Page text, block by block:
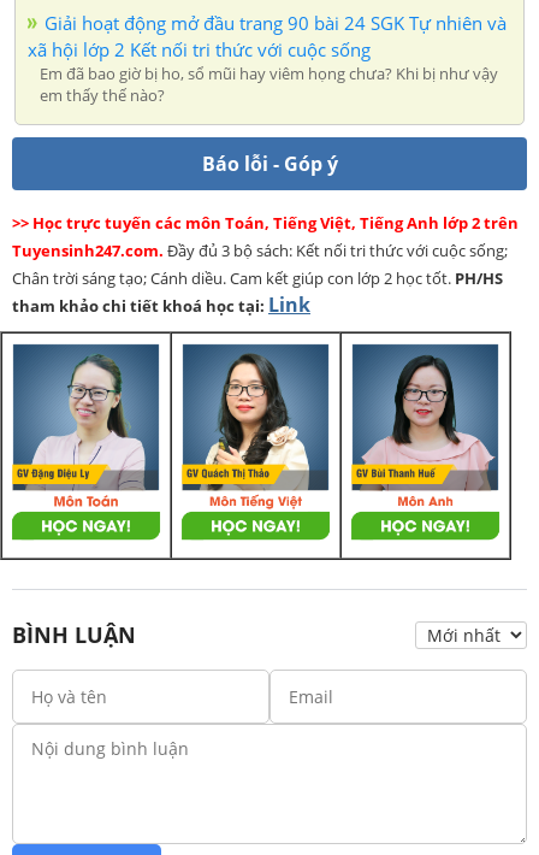
Giải hoạt động mở đầu trang 90 bài 24 SGK Tự nhiên và
xã hội lớp 2 Kết nối tri thức với cuộc sống
Em đã bao giờ bị ho, sổ mũi hay viêm họng chưa? Khi bị như vậy
em thấy thế nào?
Báo lỗi - Góp ý
>> Học trực tuyến các môn Toán, Tiếng Việt, Tiếng Anh lớp 2 trên
Tuyensinh247.com. Đầy đủ 3 bộ sách: Kết nối tri thức với cuộc sống;
Chân trời sáng tạo; Cánh diều. Cam kết giúp con lớp 2 học tốt. PH/HS
tham khảo chi tiết khoá học tại: Link
BÌNH LUẬN